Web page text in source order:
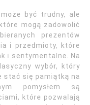
być trudny, ale
mogą zadowolić
prezentów
i przedmioty, które
i sentymentalne. Na
wybór, który
stać się pamiątką na
pomysłem są
które pozwalają